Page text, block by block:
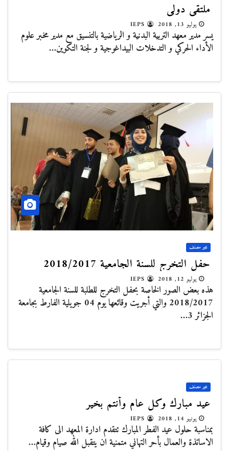
ملتقى دولي
يوليو 13, 2018
يسر مدير معهد التربية البدنية و الرياضية بالتنسيق مع مدير مخبر علوم
الأداء الحركي و التدخلات البيداغوجية و لجنة التكوين…
غير مصنف
حفل التخرج للسنة الجامعية 2018/2017
يوليو 12, 2018
هذه بعض الصور الخاصة بحفل التخرج للطلبة للسنة الجامعية
2018/2017 والتي أجريت وقائعها يوم 04 جويلية الفارط بجامعة
الجزائر 3…
غير مصنف
عيد مبارك وكل عام وأنتم بخير
يونيو 14, 2018
بمناسبة حلول عيد الفطر المبارك تتقدم ادارة المعهد الى كافة
الاساتذة والعمال بأحر التهاني متمنية ان يتقبل الله صيام وقيام…